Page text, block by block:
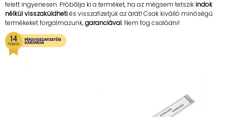
felett ingyenesen. Próbálja ki a terméket, ha az mégsem tetszikindok
nélkül visszaküldhetiés visszafizetjük az árát! Csak kiválló minőségű
termékeket forgalmazunk,garanciával. Nem fog csalódni!